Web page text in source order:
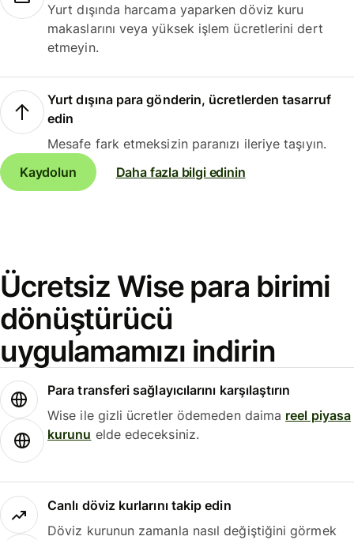
Yurt dışında harcama yaparken döviz kuru
makaslarını veya yüksek işlem ücretlerini dert
etmeyin.
Yurt dışına para gönderin, ücretlerden tasarruf
edin
Mesafe fark etmeksizin paranızı ileriye taşıyın.
Kaydolun
Daha fazla bilgi edinin
Ücretsiz Wise para birimi
dönüştürücü
uygulamamızı indirin
Para transferi sağlayıcılarını karşılaştırın
Wise ile gizli ücretler ödemeden daima reel piyasa
kurunu elde edeceksiniz.
Canlı döviz kurlarını takip edin
Döviz kurunun zamanla nasıl değiştiğini görmek